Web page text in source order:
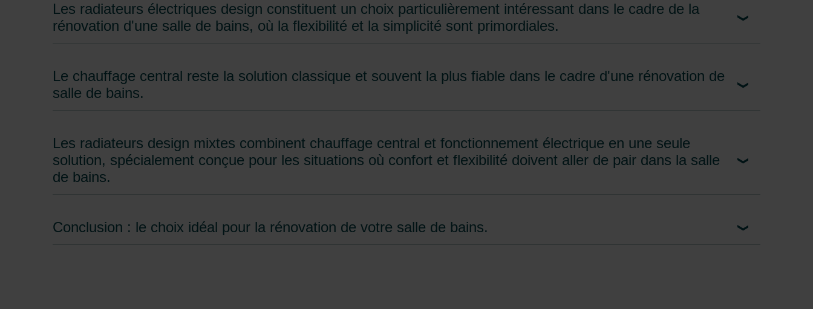
Les radiateurs électriques design constituent un choix particulièrement intéressant dans le cadre de la
rénovation d'une salle de bains, où la flexibilité et la simplicité sont primordiales.
Le chauffage central reste la solution classique et souvent la plus fiable dans le cadre d'une rénovation de
salle de bains.
Les radiateurs design mixtes combinent chauffage central et fonctionnement électrique en une seule
solution, spécialement conçue pour les situations où confort et flexibilité doivent aller de pair dans la salle
de bains.
Conclusion : le choix idéal pour la rénovation de votre salle de bains.